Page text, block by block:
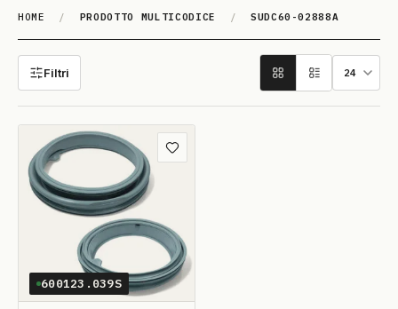
HOME / PRODOTTO MULTICODICE / SUDC60-02888A
SUDC60-02888A
Filtri
Aggiungi ai preferiti
600123.039S